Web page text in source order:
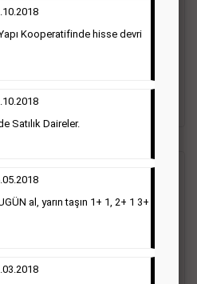
emlak ilanı, eleman ilanı, zayi
altında toplanmaktadır. Hürriyet
İstanbul baskısı, Ankara
baskısı, Çukurova baskısı ve diğer
yayınlanabilmektedir.
& İlan Örnekleri
Anma, Teşekkür)
adlandırdığı bu ilan türü altında
ilanı, teşekkür ilanı vb. ilan
amaç gütmeyen bu ilan çeşidin
alan üzerinden fiyatlandırılır.
Kooperatifinde hisse devri
Satılık Daireler.
al, yarın taşın 1+ 1, 2+ 1 3+